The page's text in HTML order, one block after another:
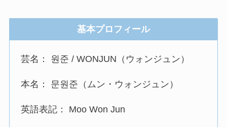
基本プロフィール
芸名： 원준 / WONJUN（ウォンジュン）
本名： 문원준（ムン・ウォンジュン）
英語表記： Moo Won Jun